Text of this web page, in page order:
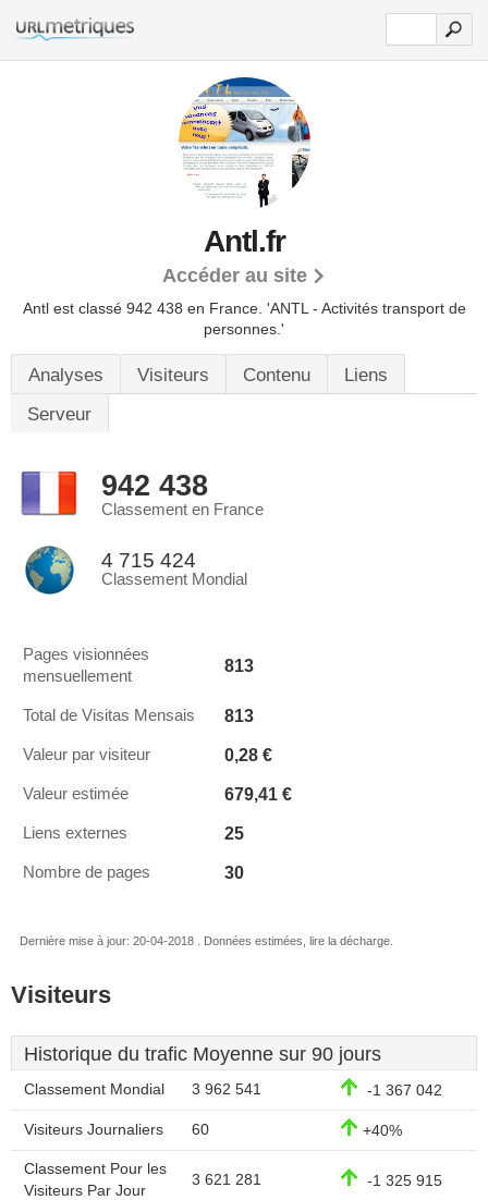
Antl.fr
Accéder au site
Antl est classé 942 438 en France. 'ANTL - Activités transport de
personnes.'
Analyses Visiteurs Contenu
Liens
Serveur
942 438
Classement en France
4 715 424
Classement Mondial
Pages visionnées
mensuellement
813
Total de Visitas Mensais 813
Valeur par visiteur 0,28 €
Valeur estimée 679,41 €
Liens externes 25
Nombre de pages 30
Dernière mise à jour: 20-04-2018 . Données estimées, lire la décharge.
Visiteurs
Historique du trafic Moyenne sur 90 jours
Classement Mondial 3 962 541 -1 367 042
Visiteurs Journaliers 60 +40%
Classement Pour les
Visiteurs Par Jour
3 621 281 -1 325 915